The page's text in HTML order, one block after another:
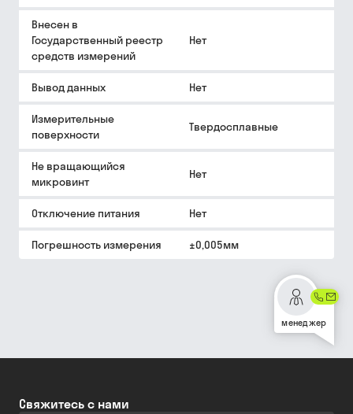
Внесен в
Государственный реестр
средств измерений
Нет
Вывод данных Нет
Измерительные
поверхности
Твердосплавные
Не вращающийся
микровинт
Нет
Отключение питания Нет
Погрешность измерения ±0,005мм
менеджер
Свяжитесь с нами